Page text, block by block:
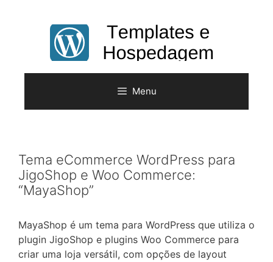
Menu
Tema eCommerce WordPress para
JigoShop e Woo Commerce:
“MayaShop”
MayaShop é um tema para WordPress que utiliza o
plugin JigoShop e plugins Woo Commerce para
criar uma loja versátil, com opções de layout